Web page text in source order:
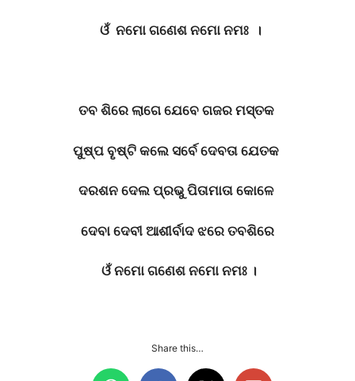
ଓଁ ନମୋ ଗଣେଶ ନମୋ ନମଃ ।
ତବ ଶିରେ ଲାଗେ ଯେବେ ଗଜର ମସ୍ତକ
ପୁଷ୍ପ ବୄଷ୍ଟି କଲେ ସର୍ବେ ଦେବତା ଯେତକ
ଦରଶନ ଦେଲ ପ୍ରଭୁ ପିତାମାତା କୋଳେ
ଦେବା ଦେବୀ ଆଶୀର୍ବାଦ ଝରେ ତବଶିରେ
ଓଁ ନମୋ ଗଣେଶ ନମୋ ନମଃ ।
Share this…